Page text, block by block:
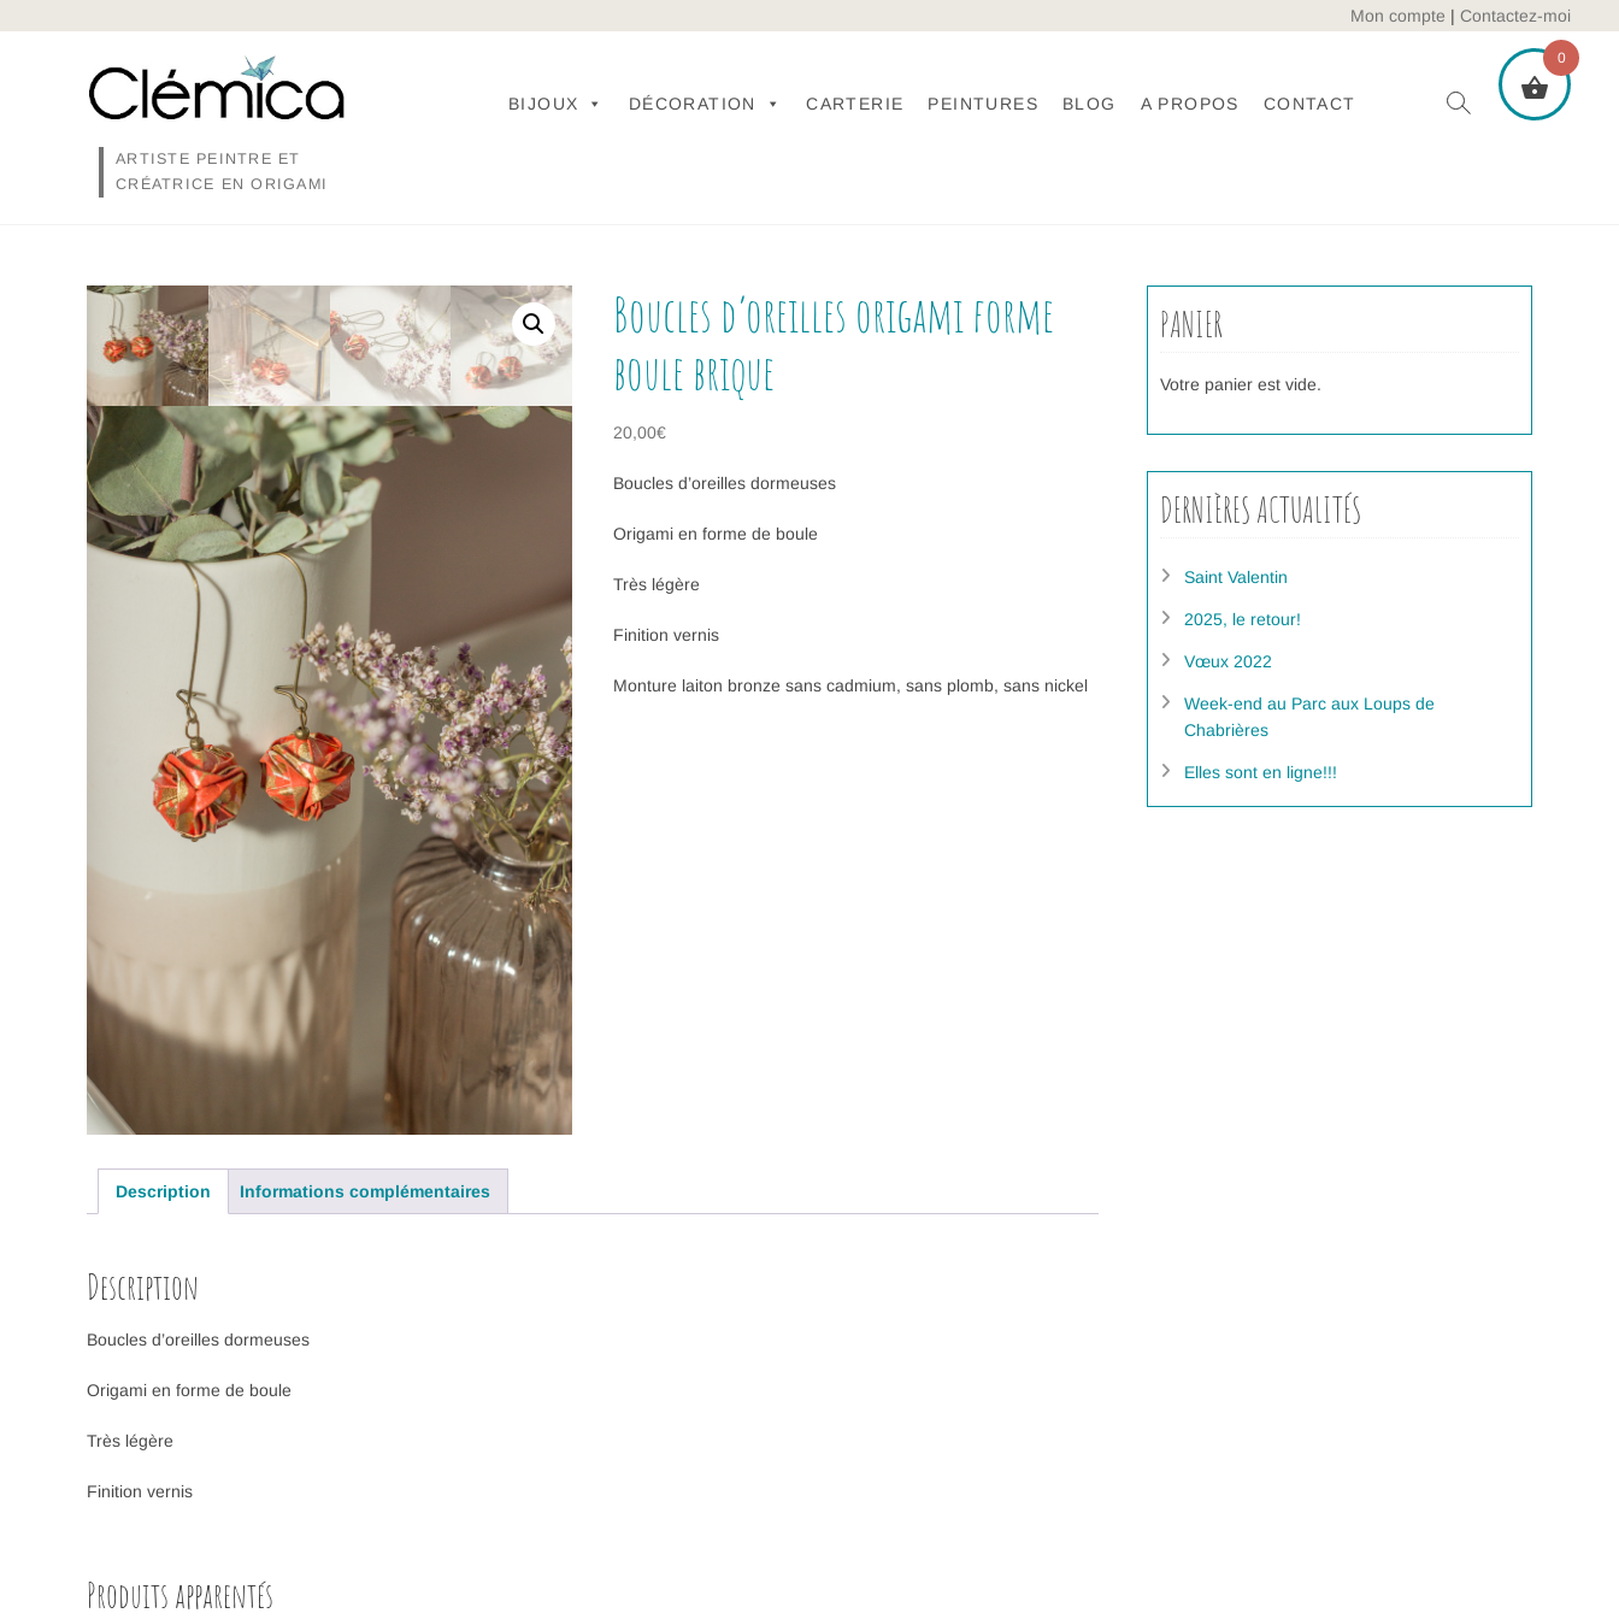
Mon compte | Contactez-moi
ARTISTE PEINTRE ET
CRÉATRICE EN ORIGAMI
BIJOUX DÉCORATION CARTERIE PEINTURES BLOG A PROPOS CONTACT
Boucles d’oreilles origami forme
boule brique
20,00€
Boucles d’oreilles dormeuses
Origami en forme de boule
Très légère
Finition vernis
Monture laiton bronze sans cadmium, sans plomb, sans nickel
Description Informations complémentaires
Description
Boucles d’oreilles dormeuses
Origami en forme de boule
Très légère
Finition vernis
Produits apparentés
PANIER
Votre panier est vide.
DERNIÈRES ACTUALITÉS
Saint Valentin
2025, le retour!
Vœux 2022
Week-end au Parc aux Loups de
Chabrières
Elles sont en ligne!!!
0